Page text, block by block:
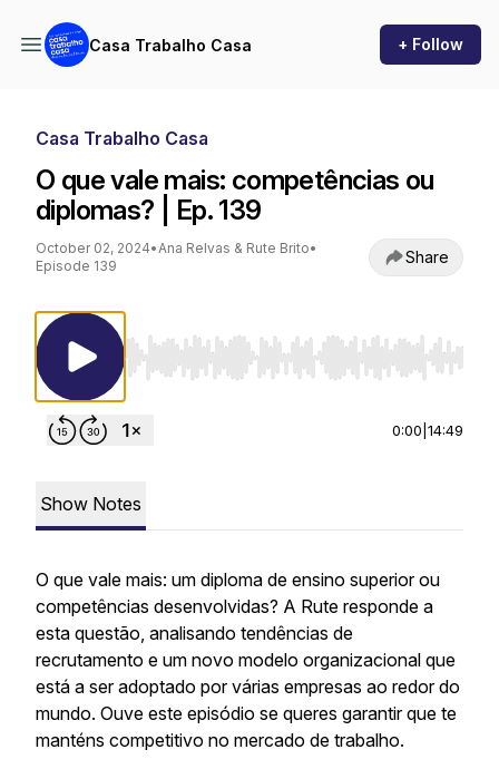
Casa Trabalho Casa + Follow
Casa Trabalho Casa
O que vale mais: competências ou
diplomas? | Ep. 139
October 02, 2024•Ana Relvas & Rute Brito•
Episode 139
Share
Use Left/Right to seek, Home/End to jump
0:00 14:49
Show Notes
O que vale mais: um diploma de ensino superior ou
competências desenvolvidas? A Rute responde a
esta questão, analisando tendências de
recrutamento e um novo modelo organizacional que
está a ser adoptado por várias empresas ao redor do
mundo. Ouve este episódio se queres garantir que te
manténs competitivo no mercado de trabalho.